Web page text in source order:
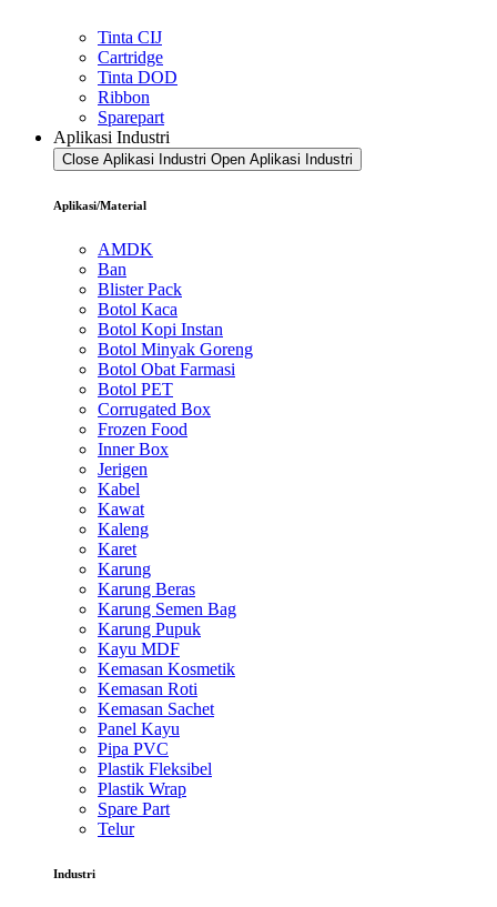
Tinta CIJ
Cartridge
Tinta DOD
Ribbon
Sparepart
Aplikasi Industri
Close Aplikasi Industri Open Aplikasi Industri
Aplikasi/Material
AMDK
Ban
Blister Pack
Botol Kaca
Botol Kopi Instan
Botol Minyak Goreng
Botol Obat Farmasi
Botol PET
Corrugated Box
Frozen Food
Inner Box
Jerigen
Kabel
Kawat
Kaleng
Karet
Karung
Karung Beras
Karung Semen Bag
Karung Pupuk
Kayu MDF
Kemasan Kosmetik
Kemasan Roti
Kemasan Sachet
Panel Kayu
Pipa PVC
Plastik Fleksibel
Plastik Wrap
Spare Part
Telur
Industri